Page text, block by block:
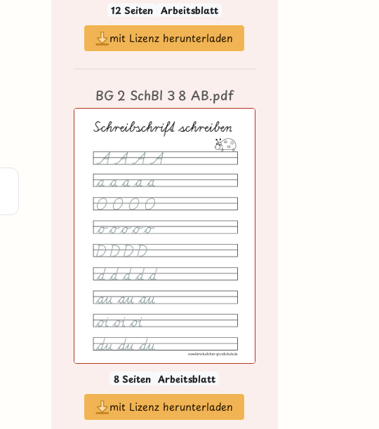
12 Seiten Arbeitsblatt
mit Lizenz herunterladen
BG 2 SchBl 3 8 AB.pdf
8 Seiten Arbeitsblatt
mit Lizenz herunterladen